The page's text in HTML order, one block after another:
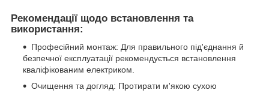
Рекомендації щодо встановлення та
використання:
Професійний монтаж: Для правильного під'єднання й
безпечної експлуатації рекомендується встановлення
кваліфікованим електриком.
Очищення та догляд: Протирати м'якою сухою